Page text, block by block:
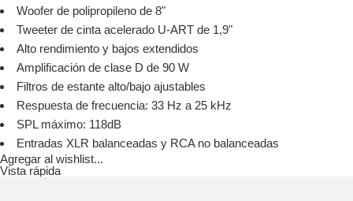
Woofer de polipropileno de 8"
Tweeter de cinta acelerado U-ART de 1,9"
Alto rendimiento y bajos extendidos
Amplificación de clase D de 90 W
Filtros de estante alto/bajo ajustables
Respuesta de frecuencia: 33 Hz a 25 kHz
SPL máximo: 118dB
Entradas XLR balanceadas y RCA no balanceadas
Agregar al wishlist...
Vista rápida